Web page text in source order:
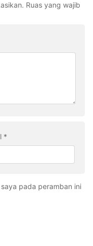
Ruas yang wajib
*
pada peramban ini